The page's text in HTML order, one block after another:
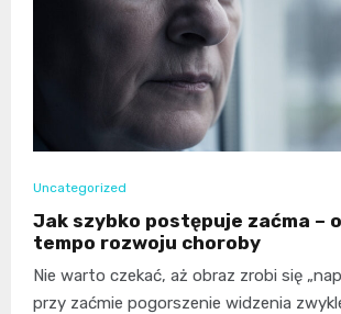
Uncategorized
Jak szybko postępuje zaćma –
tempo rozwoju choroby
Nie warto czekać, aż obraz zrobi się
przy zaćmie pogorszenie widzenia